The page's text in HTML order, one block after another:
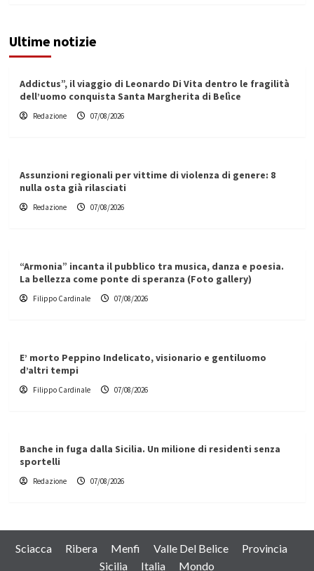
Ultime notizie
Addictus”, il viaggio di Leonardo Di Vita dentro le fragilità
dell’uomo conquista Santa Margherita di Belìce
Redazione 07/08/2026
Assunzioni regionali per vittime di violenza di genere: 8
nulla osta già rilasciati
Redazione 07/08/2026
“Armonia” incanta il pubblico tra musica, danza e poesia.
La bellezza come ponte di speranza (Foto gallery)
Filippo Cardinale 07/08/2026
E’ morto Peppino Indelicato, visionario e gentiluomo
d’altri tempi
Filippo Cardinale 07/08/2026
Banche in fuga dalla Sicilia. Un milione di residenti senza
sportelli
Redazione 07/08/2026
Sciacca Ribera Menfi Valle Del Belice
Provincia
Sicilia
Italia Mondo